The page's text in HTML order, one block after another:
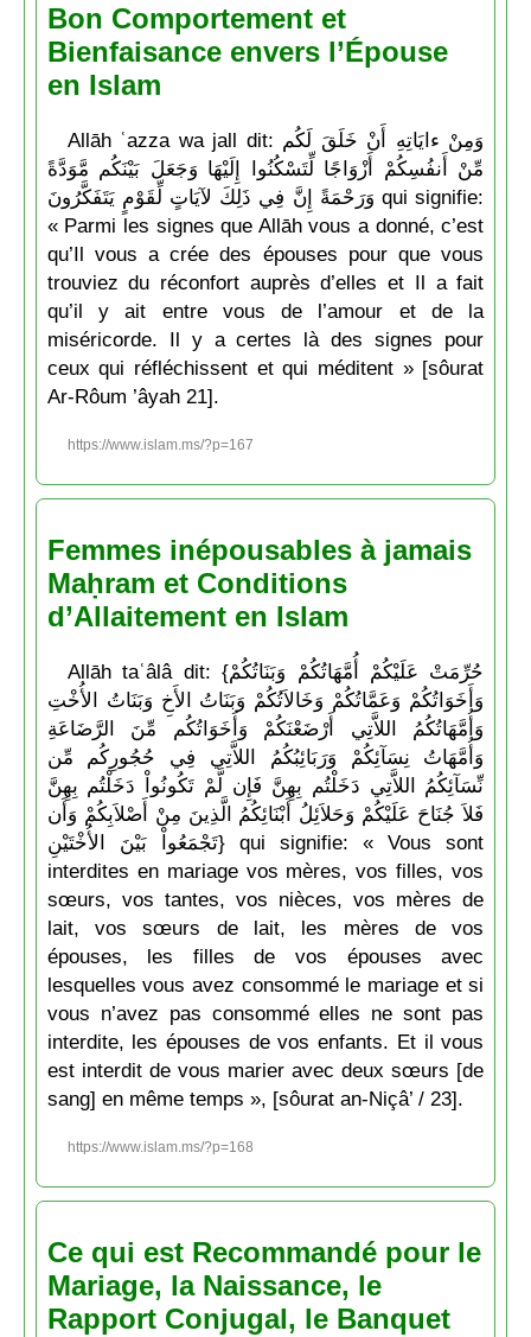
Bon Comportement et
Bienfaisance envers l’Épouse
en Islam
Allāh ʿazza wa jall dit: وَمِنْ ءايَاتِهِ أَنْ خَلَقَ لَكُم
مِّنْ أَنفُسِكُمْ أَزْوَاجًا لِّتَسْكُنُوا إِلَيْهَا وَجَعَلَ بَيْنَكُم مَّوَدَّةً
وَرَحْمَةً إِنَّ فِي ذَلِكَ لآيَاتٍ لِّقَوْمٍ يَتَفَكَّرُونَ qui signifie:
« Parmi les signes que Allāh vous a donné, c’est
qu’Il vous a crée des épouses pour que vous
trouviez du réconfort auprès d’elles et Il a fait
qu’il y ait entre vous de l’amour et de la
miséricorde. Il y a certes là des signes pour
ceux qui réfléchissent et qui méditent » [sôurat
Ar-Rôum ’âyah 21].
https://www.islam.ms/?p=167
Femmes inépousables à jamais
Maḥram et Conditions
d’Allaitement en Islam
Allāh taʿâlâ dit: {حُرِّمَتْ عَلَيْكُمْ أُمَّهَاتُكُمْ وَبَنَاتُكُمْ
وَأَخَوَاتُكُمْ وَعَمَّاتُكُمْ وَخَالاَتُكُمْ وَبَنَاتُ الأَخِ وَبَنَاتُ الأُخْتِ
وَأُمَّهَاتُكُمُ اللاَّتِي أَرْضَعْنَكُمْ وَأَخَوَاتُكُم مِّنَ الرَّضَاعَةِ
وَأُمَّهَاتُ نِسَآئِكُمْ وَرَبَائِبُكُمُ اللاَّتِي فِي حُجُورِكُم مِّن
نِّسَآئِكُمُ اللاَّتِي دَخَلْتُم بِهِنَّ فَإِن لَّمْ تَكُونُواْ دَخَلْتُم بِهِنَّ
فَلاَ جُنَاحَ عَلَيْكُمْ وَحَلاَئِلُ أَبْنَائِكُمُ الَّذِينَ مِنْ أَصْلاَبِكُمْ وَأَن
تَجْمَعُواْ بَيْنَ الأُخْتَيْنِ} qui signifie: « Vous sont
interdites en mariage vos mères, vos filles, vos
sœurs, vos tantes, vos nièces, vos mères de
lait, vos sœurs de lait, les mères de vos
épouses, les filles de vos épouses avec
lesquelles vous avez consommé le mariage et si
vous n’avez pas consommé elles ne sont pas
interdite, les épouses de vos enfants. Et il vous
est interdit de vous marier avec deux sœurs [de
sang] en même temps », [sôurat an-Niçâ’ / 23].
https://www.islam.ms/?p=168
Ce qui est Recommandé pour le
Mariage, la Naissance, le
Rapport Conjugal, le Banquet